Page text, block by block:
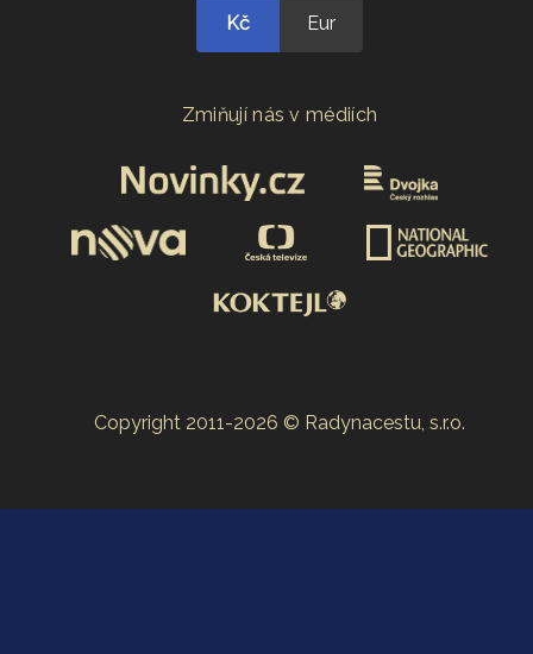
Kč Eur
Zmiňují nás v médiích
Copyright 2011-2026 © Radynacestu, s.r.o.